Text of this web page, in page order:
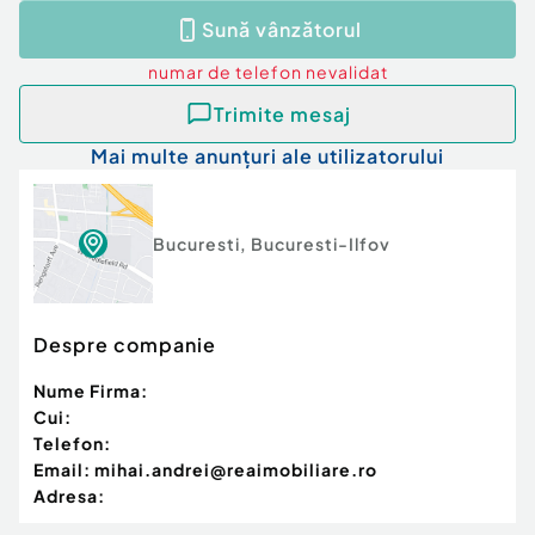
Id intern: P11832
Confort:1
Tip imobil:Bloc de apartamente
Nr. locuri parcare:1
Sună vânzătorul
numar de telefon nevalidat
Trimite mesaj
Mai multe anunțuri ale utilizatorului
Bucuresti, Bucuresti-Ilfov
Despre companie
Nume Firma:
Cui:
Telefon:
Email: mihai.andrei@reaimobiliare.ro
Adresa: